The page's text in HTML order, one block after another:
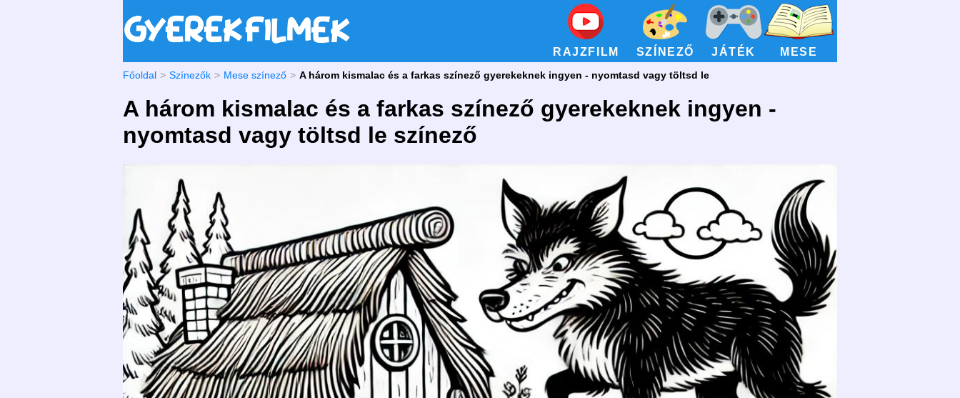
RAJZFILM SZÍNEZŐ JÁTÉK MESE
Főoldal Színezők Mese színező A három kismalac és a farkas színező gyerekeknek ingyen - nyomtasd vagy töltsd le
A három kismalac és a farkas színező gyerekeknek ingyen -
nyomtasd vagy töltsd le színező